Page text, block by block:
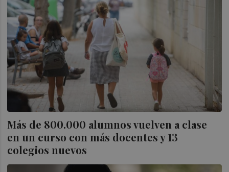
Más de 800.000 alumnos vuelven a clase
en un curso con más docentes y 13
colegios nuevos